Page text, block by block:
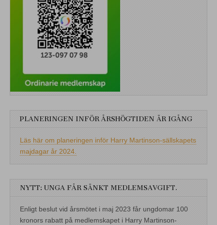
PLANERINGEN INFÖR ÅRSHÖGTIDEN ÄR IGÅNG
Läs här om planeringen inför Harry Martinson-sällskapets
majdagar år 2024.
NYTT: UNGA FÅR SÄNKT MEDLEMSAVGIFT.
Enligt beslut vid årsmötet i maj 2023 får ungdomar 100
kronors rabatt på medlemskapet i Harry Martinson-